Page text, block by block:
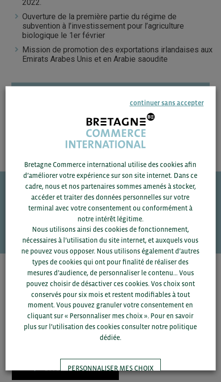
2022.
Ouverture de la première partie du régime de
subvention à l’investissement pour l’agriculture
biologique le 1er février
Mission de promotion des exportations irlandaises aux
Emirats Arabes Unis et en Arabie saoudite
– 11 MARS 2022
Une question ?
VOS CONTACTS
Pour voir les contacts, merci de renseigner votre
département et votre secteurou connectez-vous.
SAUVEGARDER
continuer sans accepter
Bretagne Commerce international utilise des cookies afin
d’améliorer votre expérience sur son site internet. Dans ce
cadre, nous et nos partenaires sommes amenés à stocker,
accéder et traiter des données personnelles sur votre
terminal avec votre consentement ou conformément à
notre intérêt légitime.
Nous utilisons ainsi des cookies de fonctionnement,
nécessaires à l’utilisation du site internet, et auxquels vous
ne pouvez vous opposer. Nous utilisons également d’autres
types de cookies qui ont pour finalité de réaliser des
mesures d’audience, de personnaliser le contenu... Vous
pouvez choisir de désactiver ces cookies. Vos choix sont
conservés pour six mois et restent modifiables à tout
moment. Vous pouvez granuler votre consentement en
cliquant sur « Personnaliser mes choix ». Pour en savoir
plus sur l’utilisation des cookies consulter notre politique
dédiée.
PERSONNALISER MES CHOIX